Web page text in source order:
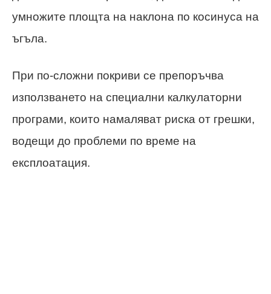
умножите площта на наклона по косинуса на
ъгъла.
При по-сложни покриви се препоръчва
използването на специални калкулаторни
програми, които намаляват риска от грешки,
водещи до проблеми по време на
експлоатация.